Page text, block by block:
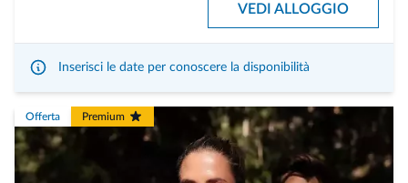
A partire da 5 notti con la pensione benessere a ¾
1 massaggio di coppia nella casetta de Bagni Alpini Quarzite
1 Rituale dei Bagni Alpini con floating nella grotta salina
1 cena cromantica al lume di candela nella nostra cantina dei vini
1 bottiglia di Prosecco + praline fatte in casa all’arrivo in camera
Rallentamento nell'ambiente unico della naturellnessSpa
VEDI ALLOGGIO
Inserisci le date per conoscere la disponibilità
Offerta Premium